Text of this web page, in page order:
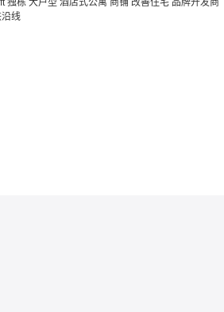
独栋 大户型 酒店式公寓 商铺 改善住宅 品牌开发商
线